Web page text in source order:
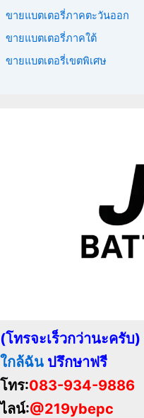
ขายแบตเตอรี่ภาคตะวันออก
ขายแบตเตอรี่ภาคใต้
ขายแบตเตอรี่เขตพิเศษ
(โทรจะเร็วกว่านะครับ)
ใกล้ฉัน ปรึกษาฟรี
โทร:083-934-9886
ไลน์:@219ybepc